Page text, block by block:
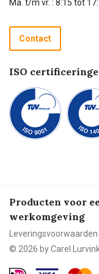
Recycle programma
Betalen
Ma. t/m vr. : 8:15 tot
Contact
ISO
Producten voor
werkomgeving
Leveringsvoorwaarden
© 2026 by Carel